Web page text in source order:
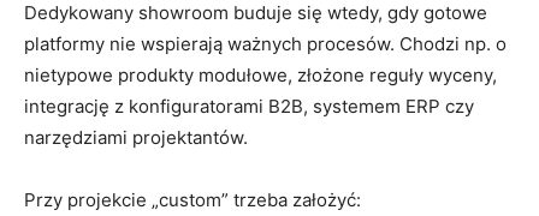
Dedykowany showroom buduje się wtedy, gdy gotowe
platformy nie wspierają ważnych procesów. Chodzi np. o
nietypowe produkty modułowe, złożone reguły wyceny,
integrację z konfiguratorami B2B, systemem ERP czy
narzędziami projektantów.
Przy projekcie „custom” trzeba założyć: